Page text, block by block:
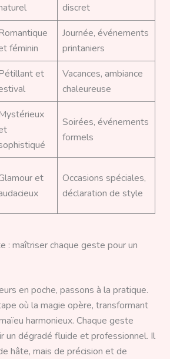
discret
féminin
Journée, événements
printaniers
et
Vacances, ambiance
chaleureuse
Soirées, événements
formels
et
Occasions spéciales,
déclaration de style
: maîtriser chaque geste pour un
en poche, passons à la pratique.
où la magie opère, transformant
harmonieux. Chaque geste
un dégradé fluide et professionnel. Il
hâte, mais de précision et de